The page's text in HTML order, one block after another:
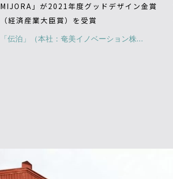
MIJORA」が2021年度グッドデザイン金賞
（経済産業大臣賞）を受賞
「伝泊」（本社：奄美イノベーション株…